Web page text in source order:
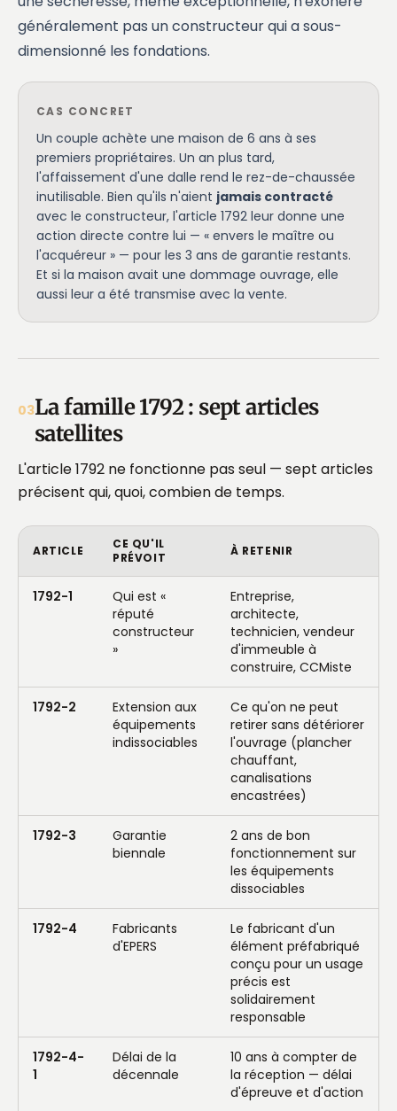
généralement pas un constructeur qui a sous-
dimensionné les fondations.
CAS CONCRET
Un couple achète une maison de 6 ans à ses
premiers propriétaires. Un an plus tard,
l'affaissement d'une dalle rend le rez-de-chaussée
inutilisable. Bien qu'ils n'aient jamais contracté
avec le constructeur, l'article 1792 leur donne une
action directe contre lui — « envers le maître ou
l'acquéreur » — pour les 3 ans de garantie restants.
Et si la maison avait une dommage ouvrage, elle
aussi leur a été transmise avec la vente.
03La famille 1792 : sept articles
satellites
L'article 1792 ne fonctionne pas seul — sept articles
précisent qui, quoi, combien de temps.
ARTICLE
CE QU'IL
PRÉVOIT
À RETENIR
1792-1
Qui est «
réputé
constructeur
»
Entreprise,
architecte,
technicien, vendeur
d'immeuble à
construire, CCMiste
1792-2
Extension aux
équipements
indissociables
Ce qu'on ne peut
retirer sans détériorer
l'ouvrage (plancher
chauffant,
canalisations
encastrées)
1792-3
Garantie
biennale
2 ans de bon
fonctionnement sur
les équipements
dissociables
1792-4
Fabricants
d'EPERS
Le fabricant d'un
élément préfabriqué
conçu pour un usage
précis est
solidairement
responsable
1792-4-
1
Délai de la
décennale
10 ans à compter de
la réception — délai
d'épreuve et d'action